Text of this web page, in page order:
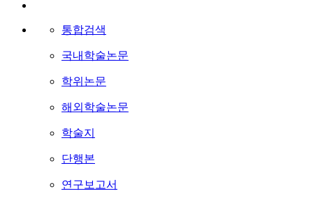
통합검색
국내학술논문
학위논문
해외학술논문
학술지
단행본
연구보고서